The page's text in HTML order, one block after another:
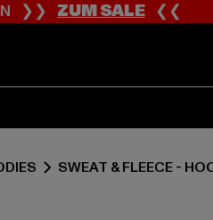
❯❯ZUM SALE❮❮
SWEAT & FLEECE -